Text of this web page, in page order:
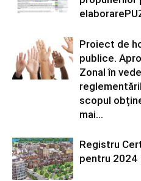
Proiect de
publice.
Zonal în
scopul
mai...
Registru
pentru 2024